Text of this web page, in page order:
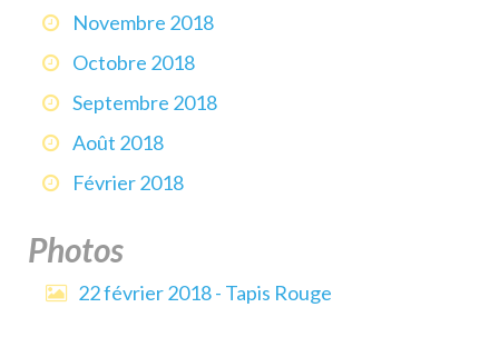
Novembre 2018
Octobre 2018
Septembre 2018
Août 2018
Février 2018
Photos
22 février 2018 - Tapis Rouge